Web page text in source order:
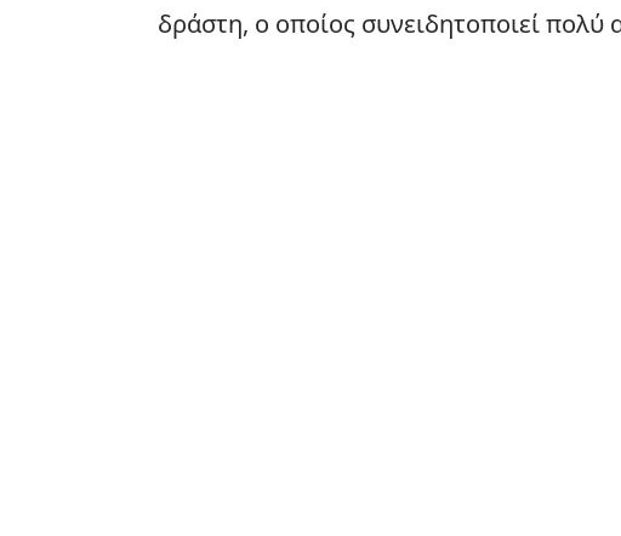
δράστη, ο οποίος συνειδητοποιεί πολύ